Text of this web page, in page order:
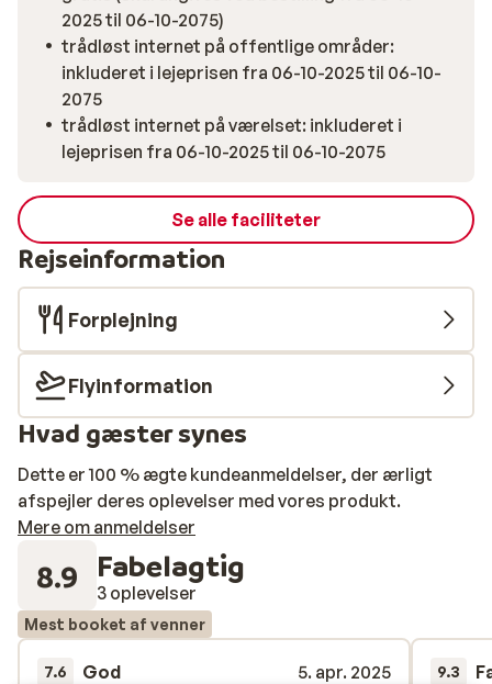
2025 til 06-10-2075)
trådløst internet på offentlige områder:
inkluderet i lejeprisen fra 06-10-2025 til 06-10-
2075
trådløst internet på værelset: inkluderet i
lejeprisen fra 06-10-2025 til 06-10-2075
Se alle faciliteter
Rejseinformation
Forplejning
Flyinformation
Hvad gæster synes
Dette er 100 % ægte kundeanmeldelser, der ærligt
afspejler deres oplevelser med vores produkt.
Mere om anmeldelser
8.9 Fabelagtig
3 oplevelser
Mest booket af venner
7.6 God
5. apr. 2025
9.3